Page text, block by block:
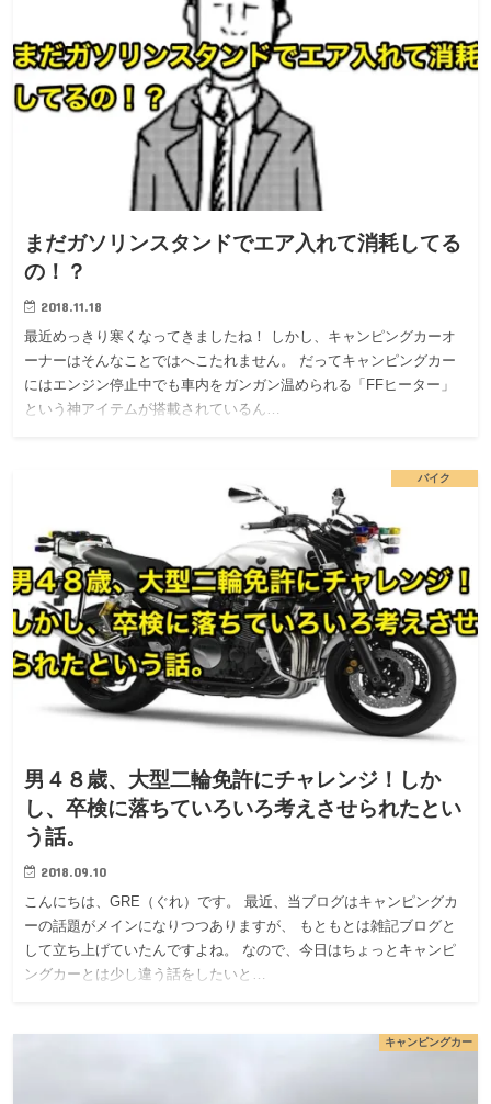
まだガソリンスタンドでエア入れて消耗してる
の！？
2018.11.18
最近めっきり寒くなってきましたね！ しかし、キャンピングカーオ
ーナーはそんなことではへこたれません。 だってキャンピングカー
にはエンジン停止中でも車内をガンガン温められる「FFヒーター」
という神アイテムが搭載されているん…
バイク
男４８歳、大型二輪免許にチャレンジ！しか
し、卒検に落ちていろいろ考えさせられたとい
う話。
2018.09.10
こんにちは、GRE（ぐれ）です。 最近、当ブログはキャンピングカ
ーの話題がメインになりつつありますが、 もともとは雑記ブログと
して立ち上げていたんですよね。 なので、今日はちょっとキャンピ
ングカーとは少し違う話をしたいと…
キャンピングカー